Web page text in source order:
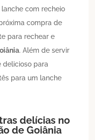
com recheio
compra de
para rechear e
. Além de servir
delicioso para
para um lanche
delícias no
deGoiânia